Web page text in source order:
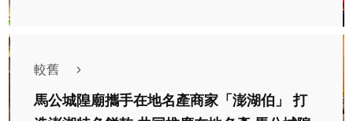
較舊
馬公城隍廟攜手在地名產商家「澎湖伯」 打